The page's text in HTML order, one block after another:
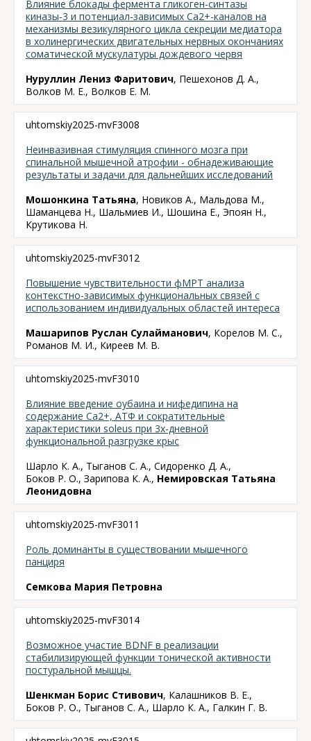
Влияние блокады фермента гликоген-синтазы
киназы-3 и потенциал-зависимых Сa2+-каналов на
механизмы везикулярного цикла секреции медиатора
в холинергических двигательных нервных окончаниях
соматической мускулатуры дождевого червя
Нуруллин Лениз Фаритович, Пешехонов Д. А.,
Волков М. Е., Волков Е. М.
uhtomskiy2025-mvF3008
Неинвазивная стимуляция спинного мозга при
спинальной мышечной атрофии - обнадеживающие
результаты и задачи для дальнейших исследований
Мошонкина Татьяна, Новиков А., Мальдова М.,
Шаманцева Н., Шальмиев И., Шошина Е., Эпоян Н.,
Крутикова Н.
uhtomskiy2025-mvF3012
Повышение чувствительности фМРТ анализа
контекстно-зависимых функциональных связей с
использованием индивидуальных областей интереса
Машарипов Руслан Сулайманович, Корелов М. С.,
Романов М. И., Киреев М. В.
uhtomskiy2025-mvF3010
Влияние введение оубаина и нифедипина на
содержание Са2+, АТФ и сократительные
характеристики soleus при 3х-дневной
функциональной разгрузке крыс
Шарло К. А., Тыганов С. А., Сидоренко Д. А.,
Боков Р. О., Зарипова К. А., Немировская Татьяна
Леонидовна
uhtomskiy2025-mvF3011
Роль доминанты в существовании мышечного
панциря
Семкова Мария Петровна
uhtomskiy2025-mvF3014
Возможное участие BDNF в реализации
стабилизирующей функции тонической активности
постуральной мышцы.
Шенкман Борис Стивович, Калашников В. Е.,
Боков Р. О., Тыганов С. А., Шарло К. А., Галкин Г. В.